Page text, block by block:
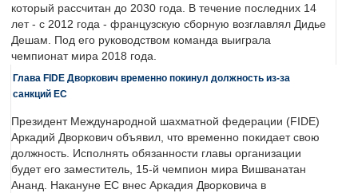
который рассчитан до 2030 года. В течение последних 14
лет - с 2012 года - французскую сборную возглавлял Дидье
Дешам. Под его руководством команда выиграла
чемпионат мира 2018 года.
Глава FIDE Дворкович временно покинул должность из-за
санкций ЕС
Президент Международной шахматной федерации (FIDE)
Аркадий Дворкович объявил, что временно покидает свою
должность. Исполнять обязанности главы организации
будет его заместитель, 15-й чемпион мира Вишванатан
Ананд. Накануне ЕС внес Аркадия Дворковича в